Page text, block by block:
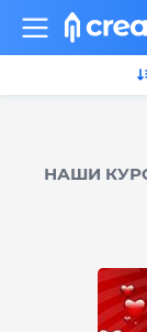
НАШИ